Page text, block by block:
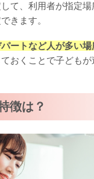
て、利用者が指定場
きます。
ートなど人が多い場
おくことで子ども
徴は？